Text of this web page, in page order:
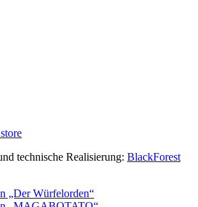
technische Realisierung: BlackForest
„Der Würfelorden“